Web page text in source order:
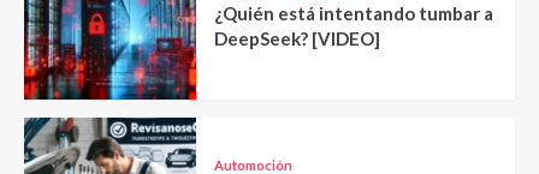
¿Quién está intentando tumbar a
DeepSeek? [VIDEO]
Automoción